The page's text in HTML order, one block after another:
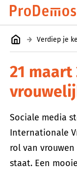
Verdiep je
21 maart
Sociale media
Internationale
rol van
staat. Een